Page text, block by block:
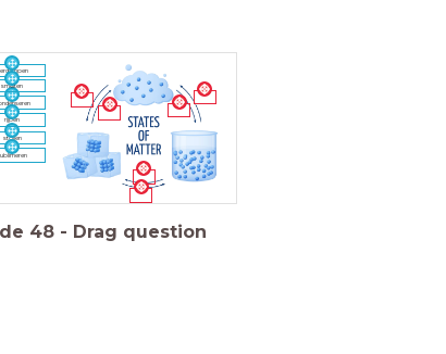
stollen
smelten
rijpen
48 - Drag question